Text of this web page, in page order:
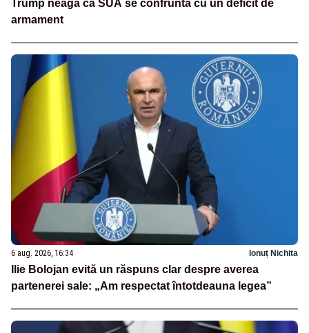
Trump neagă că SUA se confruntă cu un deficit de
armament
6 aug. 2026, 16:34 Ionuț Nichita
Ilie Bolojan evită un răspuns clar despre averea
partenerei sale: „Am respectat întotdeauna legea”